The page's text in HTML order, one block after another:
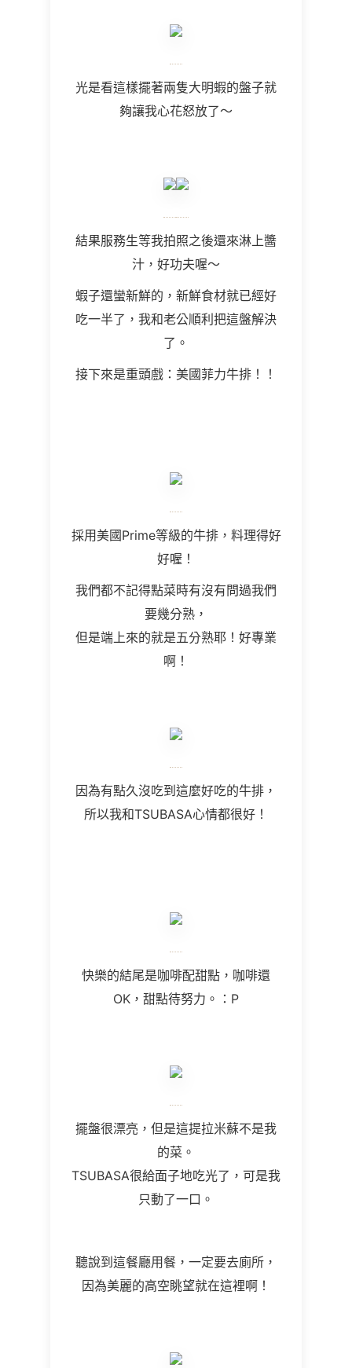
光是看這樣擺著兩隻大明蝦的盤子就
夠讓我心花怒放了～
結果服務生等我拍照之後還來淋上醬
汁，好功夫喔～
蝦子還蠻新鮮的，新鮮食材就已經好
吃一半了，我和老公順利把這盤解決
了。
接下來是重頭戲：美國菲力牛排！！
採用美國Prime等級的牛排，料理得好
好喔！
我們都不記得點菜時有沒有問過我們
要幾分熟，
但是端上來的就是五分熟耶！好專業
啊！
因為有點久沒吃到這麼好吃的牛排，
所以我和TSUBASA心情都很好！
快樂的結尾是咖啡配甜點，咖啡還
OK，甜點待努力。：P
擺盤很漂亮，但是這提拉米蘇不是我
的菜。
TSUBASA很給面子地吃光了，可是我
只動了一口。
聽說到這餐廳用餐，一定要去廁所，
因為美麗的高空眺望就在這裡啊！